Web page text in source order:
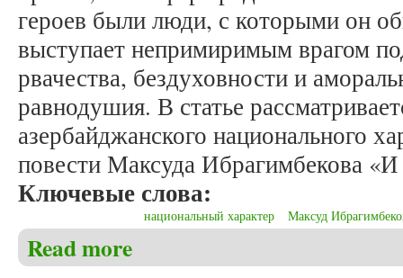
героев были люди, с которыми он
выступает непримиримым врагом
рвачества, бездуховности и
равнодушия. В статье
азербайджанского национального
повести Максуда Ибрагимбекова
Ключевые слова:
национальный характер Максуд
Read more